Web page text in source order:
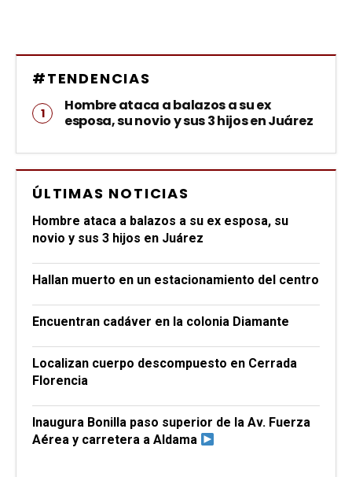
#TENDENCIAS
Hombre ataca a balazos a su ex
esposa, su novio y sus 3 hijos en Juárez
ÚLTIMAS NOTICIAS
Hombre ataca a balazos a su ex esposa, su
novio y sus 3 hijos en Juárez
Hallan muerto en un estacionamiento del centro
Encuentran cadáver en la colonia Diamante
Localizan cuerpo descompuesto en Cerrada
Florencia
Inaugura Bonilla paso superior de la Av. Fuerza
Aérea y carretera a Aldama